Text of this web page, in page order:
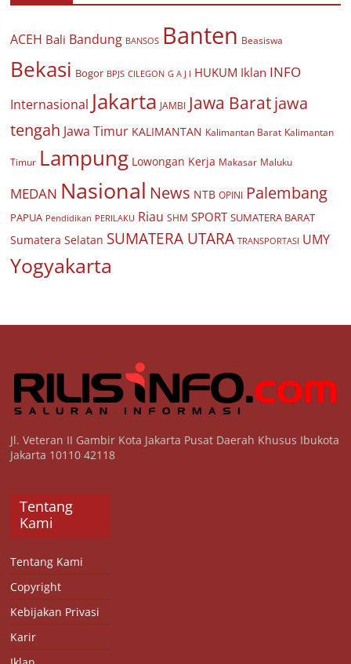
ACEH Bali Bandung BANSOS Banten Beasiswa
Bekasi Bogor BPJS CILEGON G A J I HUKUM Iklan INFO
Internasional Jakarta JAMBI Jawa Baratjawa
tengah Jawa Timur KALIMANTAN Kalimantan Barat Kalimantan
Timur Lampung Lowongan Kerja Makasar Maluku
MEDAN Nasional News NTB OPINI Palembang
PAPUA Pendidikan PERILAKU Riau SHM SPORT SUMATERA BARAT
Sumatera Selatan SUMATERA UTARA TRANSPORTASI UMY
Yogyakarta
Jl. Veteran II Gambir Kota Jakarta Pusat Daerah Khusus Ibukota
Jakarta 10110 42118
Tentang
Kami
Tentang Kami
Copyright
Kebijakan Privasi
Karir